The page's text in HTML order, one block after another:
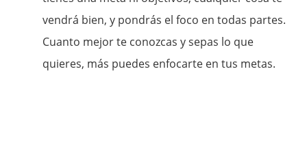
vendrá bien, y pondrás el foco en todas partes.
Cuanto mejor te conozcas y sepas lo que
quieres, más puedes enfocarte en tus metas.